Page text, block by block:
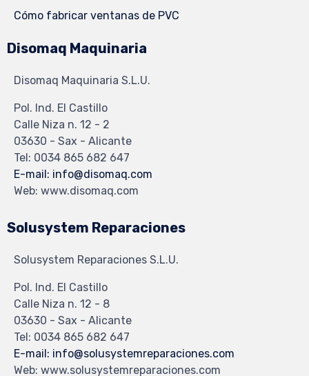
Cómo fabricar ventanas de PVC
Disomaq Maquinaria
Disomaq Maquinaria S.L.U.
Pol. Ind. El Castillo
Calle Niza n. 12 - 2
03630 - Sax - Alicante
Tel: 0034 865 682 647
E-mail: info@disomaq.com
Web: www.disomaq.com
Solusystem Reparaciones
Solusystem Reparaciones S.L.U.
Pol. Ind. El Castillo
Calle Niza n. 12 - 8
03630 - Sax - Alicante
Tel: 0034 865 682 647
E-mail: info@solusystemreparaciones.com
Web: www.solusystemreparaciones.com